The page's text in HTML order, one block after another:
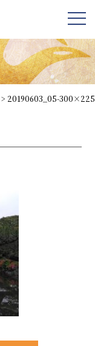
> 20190603_05-300×225